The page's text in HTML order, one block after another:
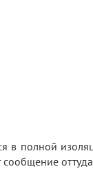
в полной